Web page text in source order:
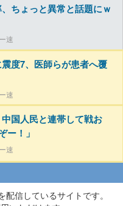
ちょっと異常と話題にｗ
速
震度7、医師らが患者へ覆
速
国人民と連帯して戦お
ー！」
速
信しているサイトです。